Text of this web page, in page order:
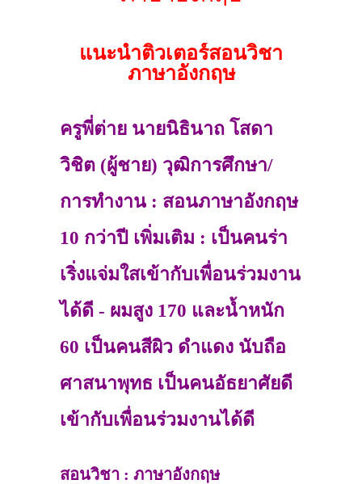
แนะนำติวเตอร์สอนวิชา
ภาษาอังกฤษ
ครูพี่ต่าย นายนิธินาถ โสดา
วิชิต (ผู้ชาย) วุฒิการศึกษา/
การทำงาน : สอนภาษาอังกฤษ
10 กว่าปี เพิ่มเติม : เป็นคนร่า
เริ่งแจ่มใสเข้ากับเพื่อนร่วมงาน
ได้ดี - ผมสูง 170 และน้ำหนัก
60 เป็นคนสีผิว ดำแดง นับถือ
ศาสนาพุทธ เป็นคนอัธยาศัยดี
เข้ากับเพื่อนร่วมงานได้ดี
สอนวิชา : ภาษาอังกฤษ